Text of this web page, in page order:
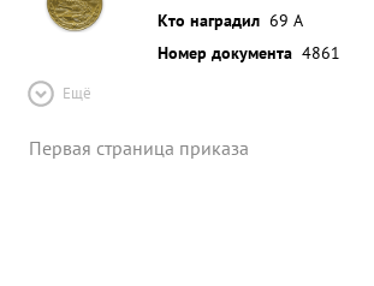
Кто наградил 69 А
Номер документа 4861
Ещё
Первая страница приказа